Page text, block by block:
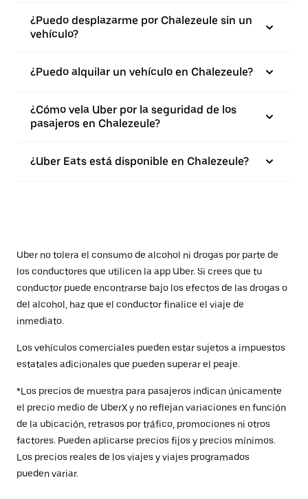
¿Puedo desplazarme por Chalezeule sin un
vehículo?
¿Puedo alquilar un vehículo en Chalezeule?
¿Cómo vela Uber por la seguridad de los
pasajeros en Chalezeule?
¿Uber Eats está disponible en Chalezeule?
Uber no tolera el consumo de alcohol ni drogas por parte de
los conductores que utilicen la app Uber. Si crees que tu
conductor puede encontrarse bajo los efectos de las drogas o
del alcohol, haz que el conductor finalice el viaje de
inmediato.
Los vehículos comerciales pueden estar sujetos a impuestos
estatales adicionales que pueden superar el peaje.
*Los precios de muestra para pasajeros indican únicamente
el precio medio de UberX y no reflejan variaciones en función
de la ubicación, retrasos por tráfico, promociones ni otros
factores. Pueden aplicarse precios fijos y precios mínimos.
Los precios reales de los viajes y viajes programados
pueden variar.